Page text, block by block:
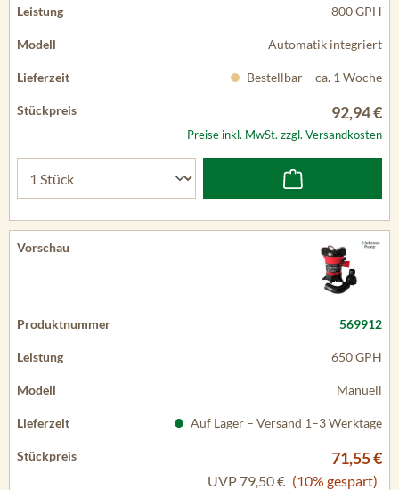
800 GPH
Automatik integriert
Bestellbar – ca. 1 Woche
92,94 €
Preise inkl. MwSt. zzgl. Versandkosten
569912
650 GPH
Manuell
Auf Lager – Versand 1–3 Werktage
71,55 €
UVP 79,50 € (10% gespart)